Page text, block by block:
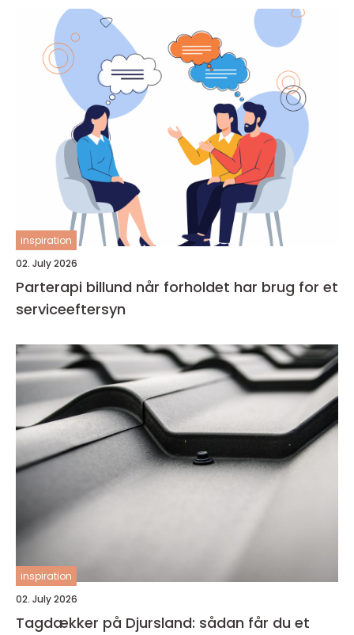
inspiration
02. July 2026
Parterapi billund når forholdet har brug for et
serviceeftersyn
inspiration
02. July 2026
Tagdækker på Djursland: sådan får du et